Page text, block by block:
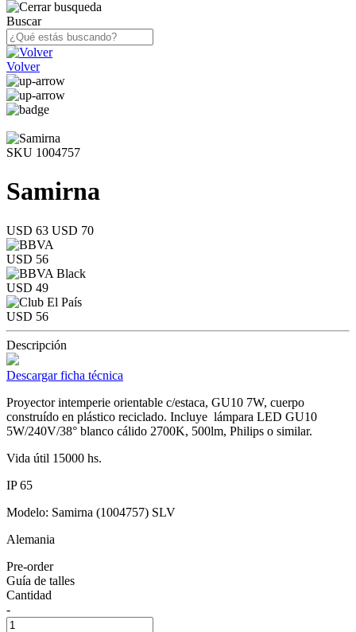
Buscar
Volver
SKU 1004757
Samirna
USD 63 USD 70
USD 56
USD 49
USD 56
Descripción
Descargar ficha técnica
Proyector intemperie orientable c/estaca, GU10 7W, cuerpo
construído en plástico reciclado. Incluye lámpara LED GU10
5W/240V/38° blanco cálido 2700K, 500lm, Philips o similar.
Vida útil 15000 hs.
IP 65
Modelo: Samirna (1004757) SLV
Alemania
Pre-order
Guía de talles
Cantidad
-